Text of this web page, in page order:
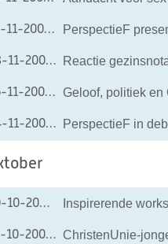
10-11-200810-11-2008 22:11
PerspectieF
08-11-200808-11-2008 23:33
Reactie
05-11-200805-11-2008 14:42
Geloof, politiek en
04-11-200804-11-2008 14:13
PerspectieF in
20-10-2008 20-10-2008 12:17
Inspirerende
03-10-200803-10-2008 10:58
ChristenUnie-